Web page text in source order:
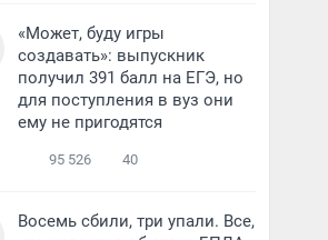
«Может, буду игры
создавать»: выпускник
получил 391 балл на ЕГЭ, но
для поступления в вуз они
ему не пригодятся
95 526 40
Восемь сбили, три упали. Все,